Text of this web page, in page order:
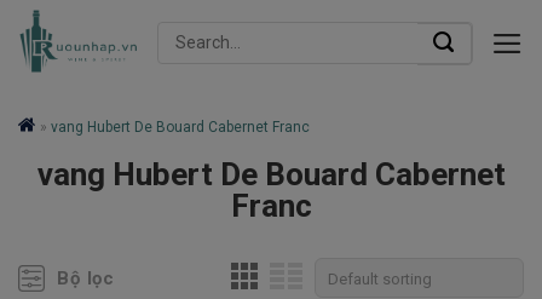
Skip
Search
» vang Hubert De Bouard Cabernet Franc
vang Hubert De Bouard Cabernet
Franc
Bộ lọc